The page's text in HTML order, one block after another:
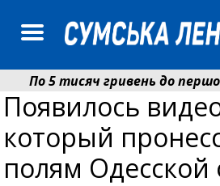
По 5 тисяч гривень до
Ніколаєнко: у Сумах погодили
Появилось
который
полям Одесской